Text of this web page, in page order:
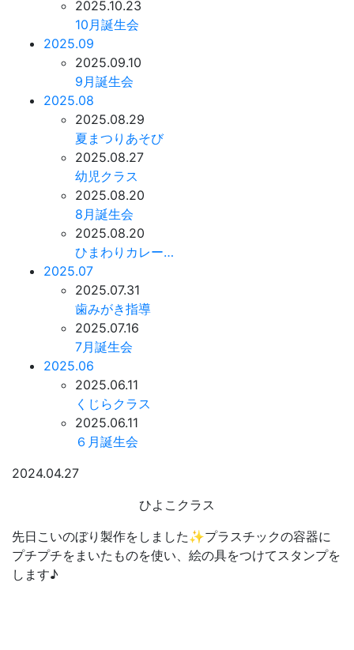
2025.10.23
10月誕生会
2025.09
2025.09.10
9月誕生会
2025.08
2025.08.29
夏まつりあそび
2025.08.27
幼児クラス
2025.08.20
8月誕生会
2025.08.20
ひまわりカレー…
2025.07
2025.07.31
歯みがき指導
2025.07.16
7月誕生会
2025.06
2025.06.11
くじらクラス
2025.06.11
６月誕生会
2024.04.27
ひよこクラス
先日こいのぼり製作をしました✨プラスチックの容器に
プチプチをまいたものを使い、絵の具をつけてスタンプを
します♪